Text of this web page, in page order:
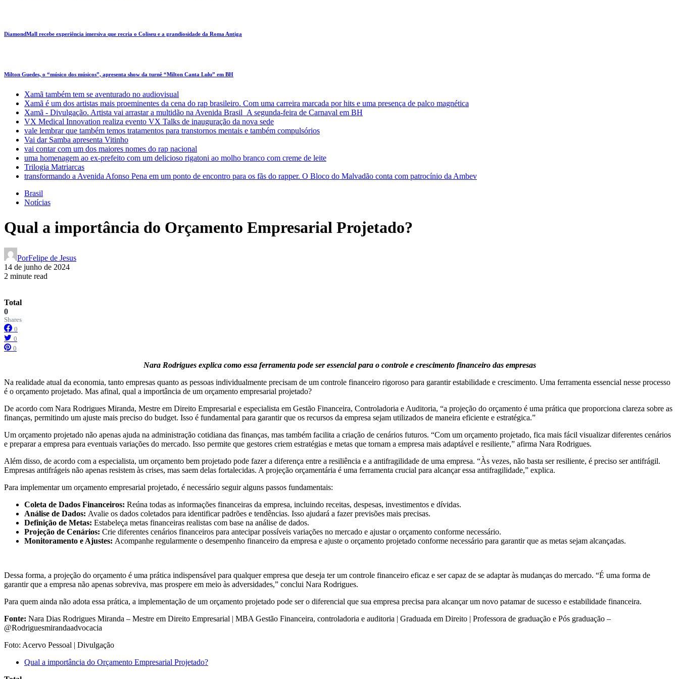
DiamondMall recebe experiência imersiva que recria o Coliseu e a grandiosidade da Roma Antiga
Milton Guedes, o “músico dos músicos”, apresenta show da turnê “Milton Canta Lulu” em BH
Xamã também tem se aventurado no audiovisual
Xamã é um dos artistas mais proeminentes da cena do rap brasileiro. Com uma carreira marcada por hits e uma presença de palco magnética
Xamã - Divulgação. Artista vai arrastar a multidão na Avenida Brasil A segunda-feira de Carnaval em BH
VX Medical Innovation realiza evento VX Talks de inauguração da nova sede
vale lembrar que também temos tratamentos para transtornos mentais e também compulsórios
Vai dar Samba apresenta Vitinho
vai contar com um dos maiores nomes do rap nacional
uma homenagem ao ex-prefeito com um delicioso rigatoni ao molho branco com creme de leite
Trilogia Matriarcas
transformando a Avenida Afonso Pena em um ponto de encontro para os fãs do rapper. O Bloco do Malvadão conta com patrocínio da Ambev
Brasil
Notícias
Qual a importância do Orçamento Empresarial Projetado?
PorFelipe de Jesus
14 de junho de 2024
2 minute read
Total
0
Shares
0
0
0
Nara Rodrigues explica como essa ferramenta pode ser essencial para o controle e crescimento financeiro das empresas
Na realidade atual da economia, tanto empresas quanto as pessoas individualmente precisam de um controle financeiro rigoroso para garantir estabilidade e crescimento. Uma ferramenta essencial nesse processo
é o orçamento projetado. Mas afinal, qual a importância de um orçamento empresarial projetado?
De acordo com Nara Rodrigues Miranda, Mestre em Direito Empresarial e especialista em Gestão Financeira, Controladoria e Auditoria, “a projeção do orçamento é uma prática que proporciona clareza sobre as
finanças, permitindo um ajuste mais preciso do budget. Isso é fundamental para garantir que os recursos da empresa sejam utilizados de maneira eficiente e estratégica.”
Um orçamento projetado não apenas ajuda na administração cotidiana das finanças, mas também facilita a criação de cenários futuros. “Com um orçamento projetado, fica mais fácil visualizar diferentes cenários
e preparar a empresa para eventuais variações do mercado. Isso permite que gestores criem estratégias e metas que tornam a empresa mais adaptável e resiliente,” afirma Nara Rodrigues.
Além disso, de acordo com a especialista, um orçamento bem projetado pode fazer a diferença entre a resiliência e a antifragilidade de uma empresa. “Às vezes, não basta ser resiliente, é preciso ser antifrágil.
Empresas antifrágeis não apenas resistem às crises, mas saem delas fortalecidas. A projeção orçamentária é uma ferramenta crucial para alcançar essa antifragilidade,” explica.
Para implementar um orçamento empresarial projetado, é necessário seguir alguns passos fundamentais:
Coleta de Dados Financeiros: Reúna todas as informações financeiras da empresa, incluindo receitas, despesas, investimentos e dívidas.
Análise de Dados: Avalie os dados coletados para identificar padrões e tendências. Isso ajudará a fazer previsões mais precisas.
Definição de Metas: Estabeleça metas financeiras realistas com base na análise de dados.
Projeção de Cenários: Crie diferentes cenários financeiros para antecipar possíveis variações no mercado e ajustar o orçamento conforme necessário.
Monitoramento e Ajustes: Acompanhe regularmente o desempenho financeiro da empresa e ajuste o orçamento projetado conforme necessário para garantir que as metas sejam alcançadas.
Dessa forma, a projeção do orçamento é uma prática indispensável para qualquer empresa que deseja ter um controle financeiro eficaz e ser capaz de se adaptar às mudanças do mercado. “É uma forma de
garantir que a empresa não apenas sobreviva, mas prospere em meio às adversidades,” conclui Nara Rodrigues.
Para quem ainda não adota essa prática, a implementação de um orçamento projetado pode ser o diferencial que sua empresa precisa para alcançar um novo patamar de sucesso e estabilidade financeira.
Fonte: Nara Dias Rodrigues Miranda – Mestre em Direito Empresarial | MBA Gestão Financeira, controladoria e auditoria | Graduada em Direito | Professora de graduação e Pós graduação –
@Rodriguesmirandaadvocacia
Foto: Acervo Pessoal | Divulgação
Qual a importância do Orçamento Empresarial Projetado?